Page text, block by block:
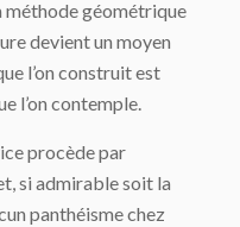
méthode géométrique
devient un moyen
l’on construit est
l’on contemple.
procède par
si admi­rable soit la
panthéisme chez